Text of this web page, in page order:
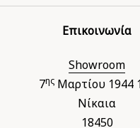
Επικοινωνία
Showroom
7ηςΜαρτίου 1944
Νίκαια
18450